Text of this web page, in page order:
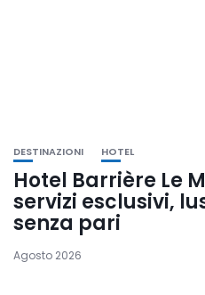
DESTINAZIONI HOTEL
Hotel Barrière Le
servizi esclusivi,
senza pari
Agosto 2026